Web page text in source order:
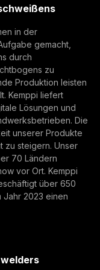
damit
Kemppi zu
in der
gemacht,
durch
zu
Produktion leisten
Kemppi liefert
Lösungen und
Die
unserer Produkte
zu steigern. Unser
70 Ländern
vor Ort. Kemppi
über 650
Jahr 2023 einen